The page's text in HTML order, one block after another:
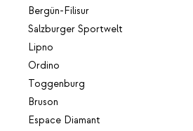
Bergün-Filisur
Salzburger Sportwelt
Lipno
Ordino
Toggenburg
Bruson
Espace Diamant